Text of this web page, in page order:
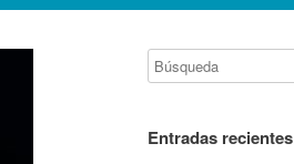
Entradas recientes